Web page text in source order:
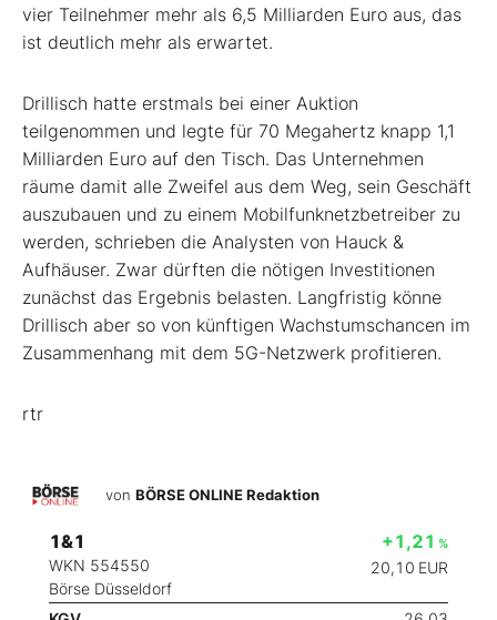
vier Teilnehmer mehr als 6,5 Milliarden Euro aus, das
ist deutlich mehr als erwartet.
Drillisch hatte erstmals bei einer Auktion
teilgenommen und legte für 70 Megahertz knapp 1,1
Milliarden Euro auf den Tisch. Das Unternehmen
räume damit alle Zweifel aus dem Weg, sein Geschäft
auszubauen und zu einem Mobilfunknetzbetreiber zu
werden, schrieben die Analysten von Hauck &
Aufhäuser. Zwar dürften die nötigen Investitionen
zunächst das Ergebnis belasten. Langfristig könne
Drillisch aber so von künftigen Wachstumschancen im
Zusammenhang mit dem 5G-Netzwerk profitieren.
rtr
von BÖRSE ONLINE Redaktion
1&1
WKN 554550
Börse Düsseldorf
+1,21 %
20,10 EUR